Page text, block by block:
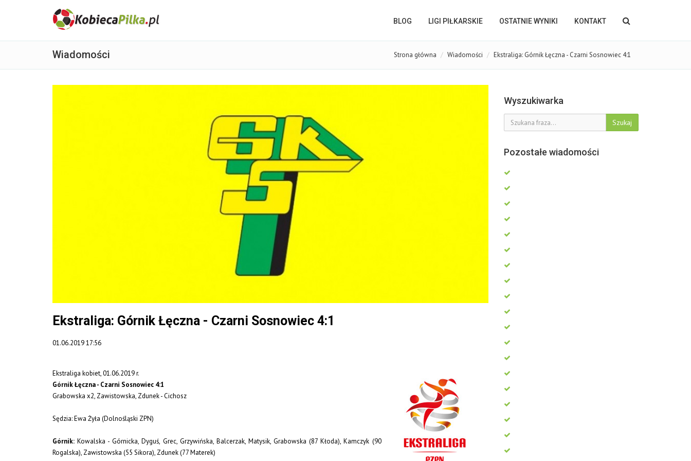
BLOG LIGI PIŁKARSKIE OSTATNIE WYNIKI KONTAKT
Wiadomości Strona główna Wiadomości Ekstraliga: Górnik Łęczna - Czarni Sosnowiec 4:1
Ekstraliga: Górnik Łęczna - Czarni Sosnowiec 4:1
01.06.2019 17:56
Ekstraliga kobiet, 01.06.2019 r.
Górnik Łęczna - Czarni Sosnowiec 4:1
Grabowska x2, Zawistowska, Zdunek - Cichosz
Sędzia: Ewa Żyła (Dolnośląski ZPN)
Górnik:Kowalska - Górnicka, Dyguś, Grec, Grzywińska, Balcerzak, Matysik, Grabowska (87 Kłoda), Kamczyk (90
Rogalska), Zawistowska (55 Sikora), Zdunek (77 Materek)
Wyszukiwarka
Szukaj
Pozostałe wiadomości